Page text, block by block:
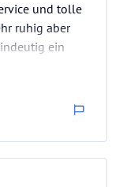
und tolle
ruhig aber
ein